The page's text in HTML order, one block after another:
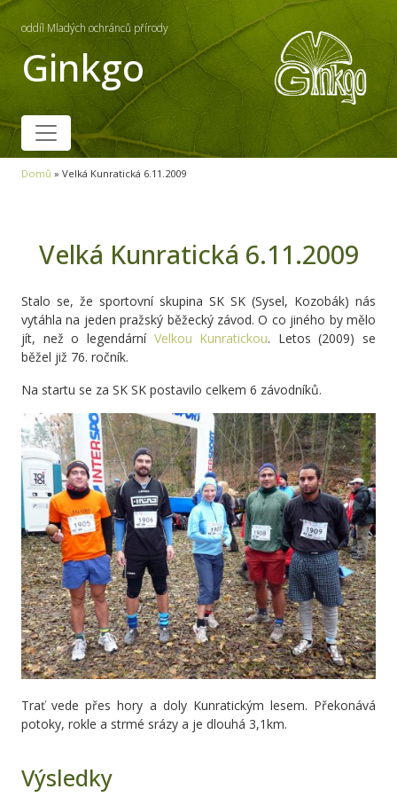
oddíl Mladých ochránců přírody
Ginkgo
Domů » Velká Kunratická 6.11.2009
Velká Kunratická 6.11.2009
Stalo se, že sportovní skupina SK SK (Sysel, Kozobák) nás
vytáhla na jeden pražský běžecký závod. O co jiného by mělo
jít, než o legendární Velkou Kunratickou. Letos (2009) se
běžel již 76. ročník.
Na startu se za SK SK postavilo celkem 6 závodníků.
Trať vede přes hory a doly Kunratickým lesem. Překonává
potoky, rokle a strmé srázy a je dlouhá 3,1km.
Výsledky